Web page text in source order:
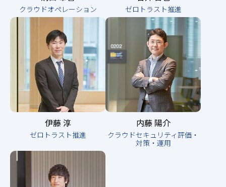
クラウドオペレーション ゼロトラスト推進
伊藤 淳
ゼロトラスト推進
内藤 陽介
クラウドセキュリティ評価・
対策・運用